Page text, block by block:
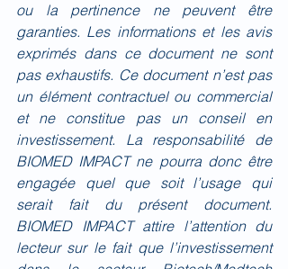
ou la pertinence ne peuvent être
garanties. Les informations et les avis
exprimés dans ce document ne sont
pas exhaustifs. Ce document n’est pas
un élément contractuel ou commercial
et ne constitue pas un conseil en
investissement. La responsabilité de
BIOMED IMPACT ne pourra donc être
engagée quel que soit l’usage qui
serait fait du présent document.
BIOMED IMPACT attire l’attention du
lecteur sur le fait que l’investissement